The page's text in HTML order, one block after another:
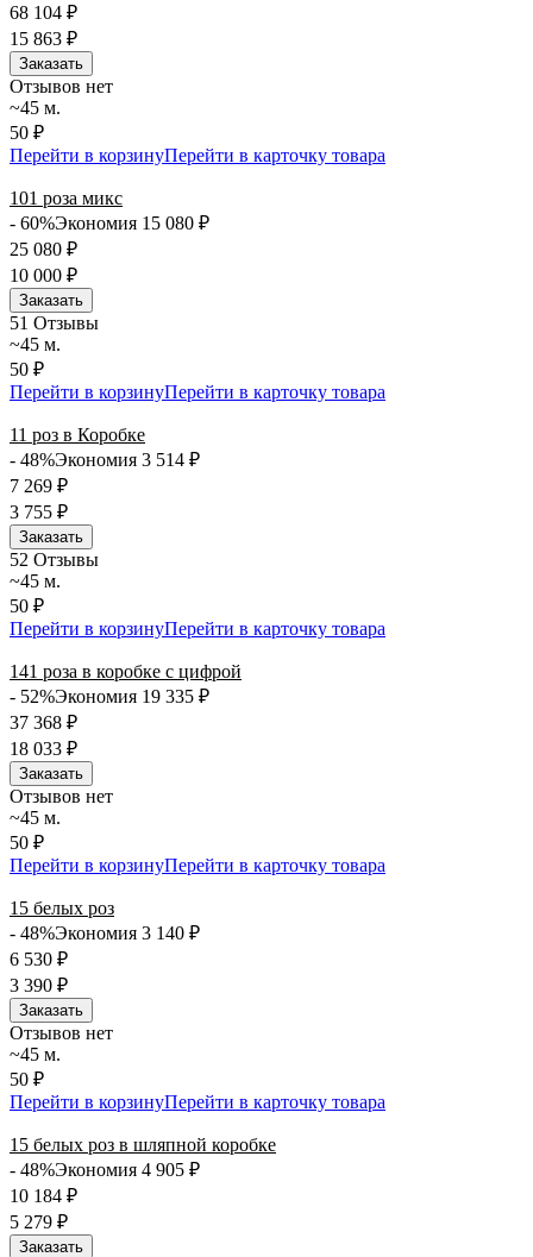
68 104 ₽
15 863 ₽
Заказать
Отзывов нет
~45 м.
50 ₽
Перейти в корзинуПерейти в карточку товара
101 роза микс
- 60%Экономия 15 080 ₽
25 080 ₽
10 000 ₽
Заказать
51 Отзывы
~45 м.
50 ₽
Перейти в корзинуПерейти в карточку товара
11 роз в Коробке
- 48%Экономия 3 514 ₽
7 269 ₽
3 755 ₽
Заказать
52 Отзывы
~45 м.
50 ₽
Перейти в корзинуПерейти в карточку товара
141 роза в коробке с цифрой
- 52%Экономия 19 335 ₽
37 368 ₽
18 033 ₽
Заказать
Отзывов нет
~45 м.
50 ₽
Перейти в корзинуПерейти в карточку товара
15 белых роз
- 48%Экономия 3 140 ₽
6 530 ₽
3 390 ₽
Заказать
Отзывов нет
~45 м.
50 ₽
Перейти в корзинуПерейти в карточку товара
15 белых роз в шляпной коробке
- 48%Экономия 4 905 ₽
10 184 ₽
5 279 ₽
Заказать